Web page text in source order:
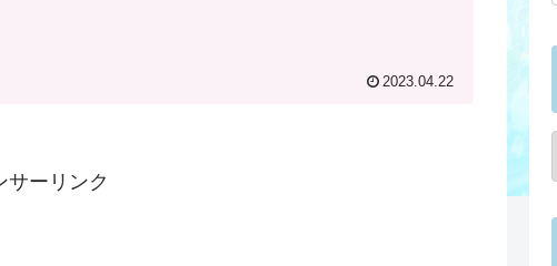
2023.04.22
サーリンク